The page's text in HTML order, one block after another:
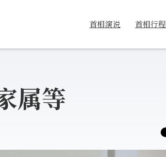
首相演说 首相行程
属等